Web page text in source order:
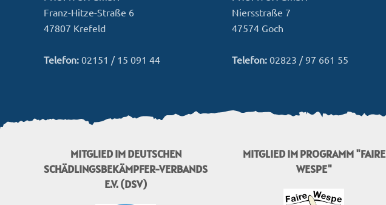
Franz-Hitze-Straße 6
47807 Krefeld
Telefon: 02151 / 15 091 44
Niersstraße 7
47574 Goch
Telefon: 02823 / 97 661 55
MITGLIED IM DEUTSCHEN
SCHÄDLINGSBEKÄMPFER-VERBANDS
E.V. (DSV)
MITGLIED IM PROGRAMM "FAIRE
WESPE"